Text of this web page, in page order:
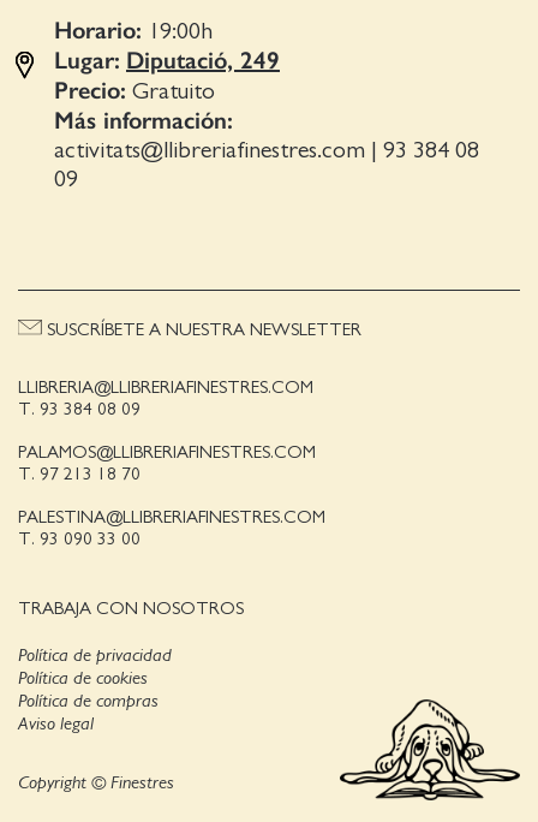
Horario: 19:00h
Lugar: Diputació, 249
Precio: Gratuito
Más información:
activitats@llibreriafinestres.com | 93 384 08
09
LLIBRERIA@LLIBRERIAFINESTRES.COM
T. 93 384 08 09
PALAMOS@LLIBRERIAFINESTRES.COM
T. 97 213 18 70
PALESTINA@LLIBRERIAFINESTRES.COM
T. 93 090 33 00
TRABAJA CON NOSOTROS
SUSCRÍBETE A NUESTRA NEWSLETTER
Política de privacidad
Política de cookies
Aviso legal
Política de compras
Copyright © Finestres